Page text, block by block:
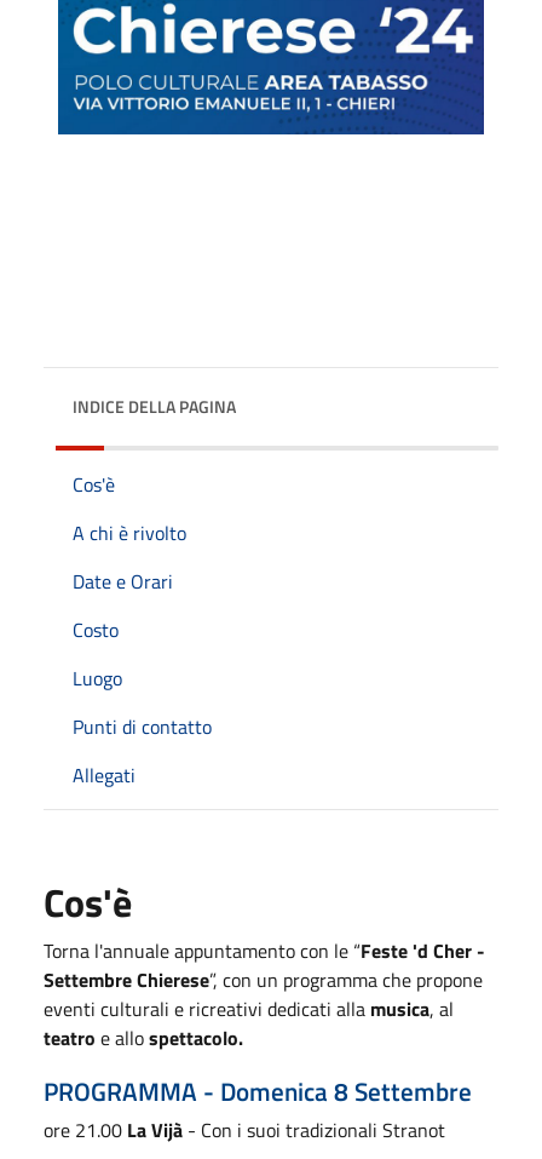
INDICE DELLA PAGINA
Cos'è
A chi è rivolto
Date e Orari
Costo
Luogo
Punti di contatto
Allegati
Cos'è
Torna l'annuale appuntamento con le “Feste 'd Cher -
Settembre Chierese”, con un programma che propone
eventi culturali e ricreativi dedicati alla musica, al
teatro e allospettacolo.
PROGRAMMA - Domenica 8 Settembre
ore 21.00 La Vijà - Con i suoi tradizionali Stranot